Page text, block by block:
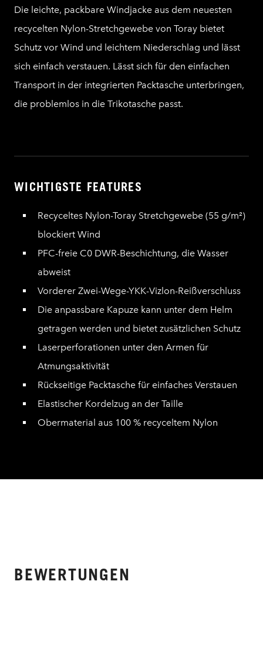
Die leichte, packbare Windjacke aus dem neuesten
recycelten Nylon-Stretchgewebe von Toray bietet
Schutz vor Wind und leichtem Niederschlag und lässt
sich einfach verstauen. Lässt sich für den einfachen
Transport in der integrierten Packtasche unterbringen,
die problemlos in die Trikotasche passt.
WICHTIGSTE FEATURES
Recyceltes Nylon-Toray Stretchgewebe (55 g/m²)
blockiert Wind
PFC-freie C0 DWR-Beschichtung, die Wasser
abweist
Vorderer Zwei-Wege-YKK-Vizlon-Reißverschluss
Die anpassbare Kapuze kann unter dem Helm
getragen werden und bietet zusätzlichen Schutz
Laserperforationen unter den Armen für
Atmungsaktivität
Rückseitige Packtasche für einfaches Verstauen
Elastischer Kordelzug an der Taille
Obermaterial aus 100 % recyceltem Nylon
BEWERTUNGEN